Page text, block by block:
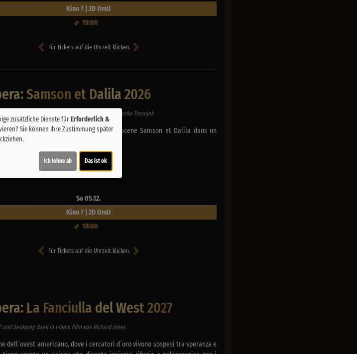
Kino 7 | 2D OmU
19:00
Für Tickets auf die Uhrzeit klicken.
Samson et Dalila 2026
Clay Hilley und Quinn Kelse in einem Film von Darko Tresnjak
Opera, Camille Saint-Saens met en scene Samson et Dalila dans un
entre Israelites et Philistins.
yet rated
Sa 05.12.
Kino 7 | 2D OmU
18:00
Für Tickets auf die Uhrzeit klicken.
La Fanciulla del West 2027
und SeokJong Baek in einem Film von Richard Jones
dell´ovest americano, dove i cercatori d´oro vivono sospesi tra speranza e
zusätzliche Dienste fürErforderlich &
Sie können Ihre Zustimmung später
Ich lehne ab Das ist ok